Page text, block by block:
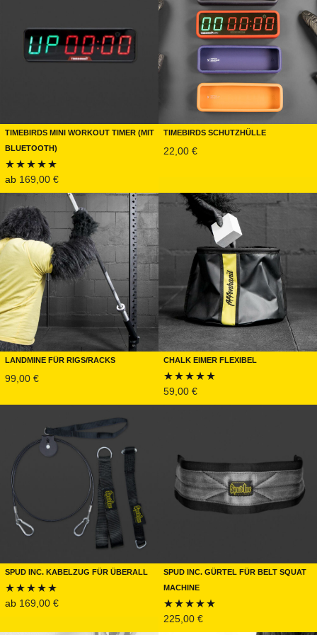
Timebirds Mini Workout Timer (mit
Bluetooth)
Bewertet mit
ab 169,00 €
Timebirds Schutzhülle
22,00 €
Landmine für Rigs/Racks
99,00 €
Chalk Eimer FLEXIBEL
Bewertet mit
59,00 €
Spud Inc. Kabelzug für überall
Bewertet mit
ab 169,00 €
Spud Inc. Gürtel für Belt Squat
Machine
Bewertet mit
225,00 €